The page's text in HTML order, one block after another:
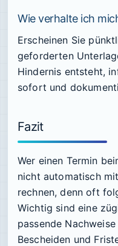
Wie verhalte ich
Erscheinen Sie
geforderten
Hindernis entsteht,
sofort und
Fazit
Wer einen Termin
nicht automatisch
rechnen, denn oft
Wichtig sind eine
passende
Bescheiden und